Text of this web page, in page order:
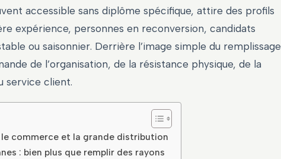
accessible sans diplôme spécifique, attire des profils
expérience, personnes en reconversion, candidats
ou saisonnier. Derrière l’image simple du remplissage
de l’organisation, de la résistance physique, de la
service client.
commerce et la grande distribution
: bien plus que remplir des rayons